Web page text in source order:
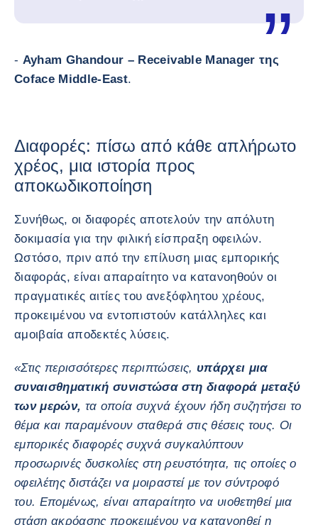
- Ayham Ghandour – Receivable Manager της
Coface Middle-East.
Διαφορές: πίσω από κάθε απλήρωτο
χρέος, μια ιστορία προς
αποκωδικοποίηση
Συνήθως, οι διαφορές αποτελούν την απόλυτη
δοκιμασία για την φιλική είσπραξη οφειλών.
Ωστόσο, πριν από την επίλυση μιας εμπορικής
διαφοράς, είναι απαραίτητο να κατανοηθούν οι
πραγματικές αιτίες του ανεξόφλητου χρέους,
προκειμένου να εντοπιστούν κατάλληλες και
αμοιβαία αποδεκτές λύσεις.
«Στις περισσότερες περιπτώσεις, υπάρχει μια
συναισθηματική συνιστώσα στη διαφορά μεταξύ
των μερών, τα οποία συχνά έχουν ήδη συζητήσει το
θέμα και παραμένουν σταθερά στις θέσεις τους. Οι
εμπορικές διαφορές συχνά συγκαλύπτουν
προσωρινές δυσκολίες στη ρευστότητα, τις οποίες ο
οφειλέτης διστάζει να μοιραστεί με τον σύντροφό
του. Επομένως, είναι απαραίτητο να υιοθετηθεί μια
στάση ακρόασης προκειμένου να κατανοηθεί η